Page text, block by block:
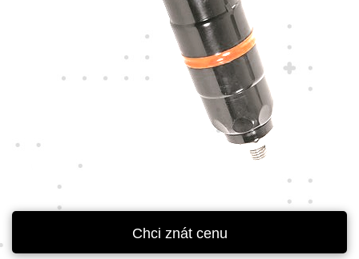
Chci znát cenu